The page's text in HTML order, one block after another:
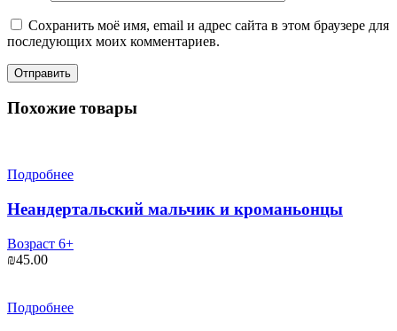
Сохранить моё имя, email и адрес сайта в этом браузере для
последующих моих комментариев.
Похожие товары
Подробнее
Неандертальский мальчик и кроманьонцы
Возраст 6+
₪45.00
Подробнее